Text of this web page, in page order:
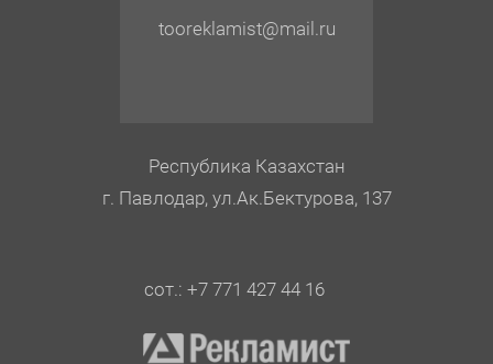
tooreklamist@mail.ru
Республика Казахстан
г. Павлодар, ул.Ак.Бектурова, 137
сот.: +7 771 427 44 16